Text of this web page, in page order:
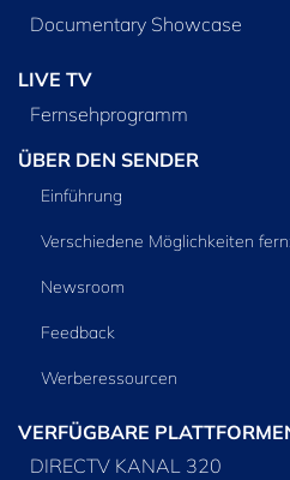
Documentary Showcase
LIVE TV
Fernsehprogramm
ÜBER DEN SENDER
Einführung
Verschiedene Möglichkeiten
Newsroom
Feedback
Werberessourcen
VERFÜGBARE
DIRECTV KANAL 320